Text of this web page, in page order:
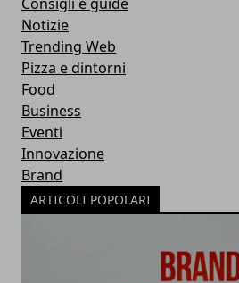
Notizie
Trending Web
Pizza e dintorni
Food
Business
Eventi
Innovazione
Brand
ARTICOLI POPOLARI